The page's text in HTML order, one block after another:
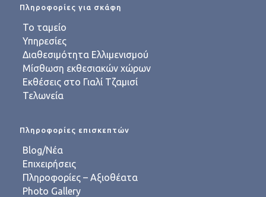
Πληροφορίες για σκάφη
Το ταμείο
Υπηρεσίες
Διαθεσιμότητα Ελλιμενισμού
Μίσθωση εκθεσιακών χώρων
Εκθέσεις στο Γιαλί Τζαμισί
Τελωνεία
Πληροφορίες επισκεπτών
Blog/Νέα
Επιχειρήσεις
Πληροφορίες – Αξιοθέατα
Photo Gallery